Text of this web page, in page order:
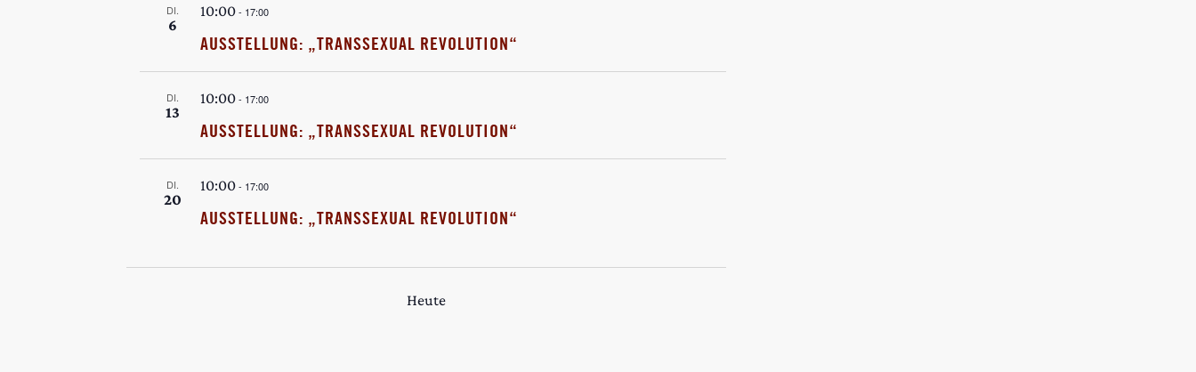
DI.
6
10:00- 17:00
AUSSTELLUNG: „TRANSSEXUAL REVOLUTION“
DI.
13
10:00- 17:00
AUSSTELLUNG: „TRANSSEXUAL REVOLUTION“
DI.
20
10:00- 17:00
AUSSTELLUNG: „TRANSSEXUAL REVOLUTION“
Heute